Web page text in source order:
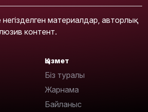
материалдар, авторлық
контент.
Қызмет
Біз туралы
Жарнама
Байланыс